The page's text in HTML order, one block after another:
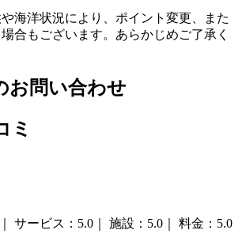
海洋状況により、ポイント変更、また
合もございます。あらかじめご了承く
お問い合わせ
ミ
サービス： 5.0｜ 施設： 5.0｜ 料金： 5.0